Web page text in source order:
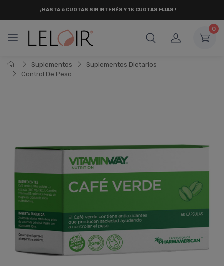
¡ HASTA 6 CUOTAS SIN INTERÉS Y 18 CUOTAS FIJAS !
0
Suplementos
Suplementos Dietarios
Control De Peso